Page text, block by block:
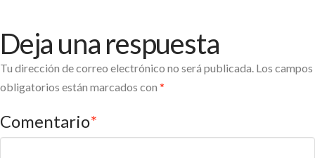
Deja una respuesta
Tu dirección de correo electrónico no será publicada. Los campos
obligatorios están marcados con *
Comentario*